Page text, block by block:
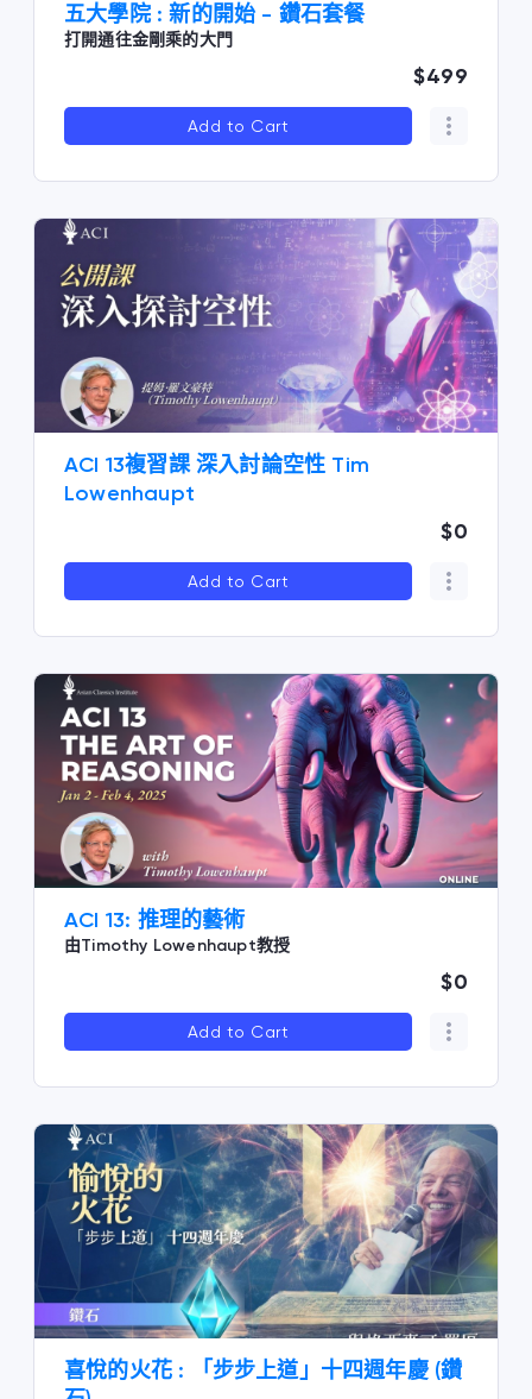
五大學院 : 新的開始 - 鑽石套餐
打開通往金剛乘的大門
$499
Add to Cart
ACI 13複習課 深入討論空性 Tim
Lowenhaupt
$0
Add to Cart
ACI 13: 推理的藝術
由Timothy Lowenhaupt教授
$0
Add to Cart
喜悅的火花 : 「步步上道」十四週年慶 (鑽